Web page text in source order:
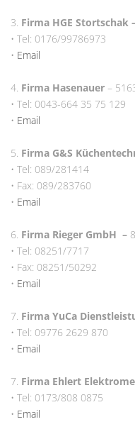
3. Firma HGE Stortschak
• Tel: 0176/99786973
• Email
4. Firma Hasenauer –
• Tel: 0043-664 35 75 129
• Email
5. Firma G&S
• Tel: 089/281414
• Fax: 089/283760
• Email
6. Firma Rieger GmbH –
• Tel: 08251/7717
• Fax: 08251/50292
• Email
7. Firma YuCa
• Tel: 09776 2629 870
• Email
7. Firma Ehlert
• Tel: 0173/808 0875
• Email